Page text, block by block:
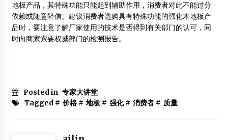
2012年11月9日
地板产品，其特殊功能只能起到辅助作用，消费者对此不能过分
依赖或随意轻信。建议消费者选购具有特殊功能的强化木地板产
品时，要注意了解厂家使用的技术是否得到有关部门的认可，同
时向商家索要权威部门的检测报告。
Posted in 专家大讲堂
Tagged # 价格# 地板# 强化# 消费者# 质量